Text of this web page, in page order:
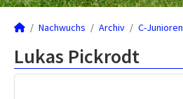
Nachwuchs Archiv C-Junioren
Lukas Pickrodt